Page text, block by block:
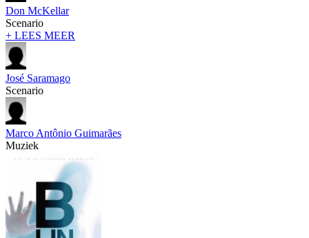
Don McKellar
Scenario
+ LEES MEER
José Saramago
Scenario
Marco Antônio Guimarães
Muziek